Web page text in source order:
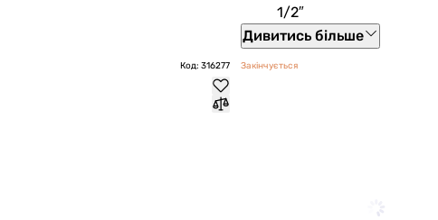
1/2″
Дивитись більше
Код: 316277 Закінчується